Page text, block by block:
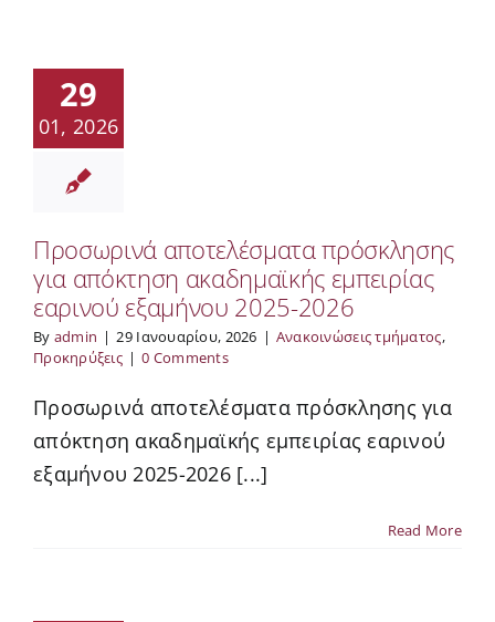
29
01, 2026
Προσωρινά αποτελέσματα πρόσκλησης
για απόκτηση ακαδημαϊκής εμπειρίας
εαρινού εξαμήνου 2025-2026
By admin | 29 Ιανουαρίου, 2026 | Ανακοινώσεις τμήματος,
Προκηρύξεις | 0 Comments
Προσωρινά αποτελέσματα πρόσκλησης για
απόκτηση ακαδημαϊκής εμπειρίας εαρινού
εξαμήνου 2025-2026 [...]
Read More